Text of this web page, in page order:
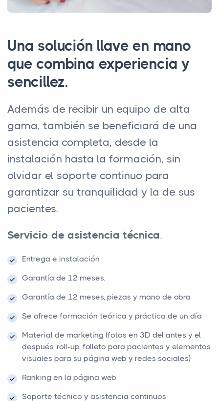
Una solución llave en mano
que combina experiencia y
sencillez.
Además de recibir un equipo de alta
gama, también se beneficiará de una
asistencia completa, desde la
instalación hasta la formación, sin
olvidar el soporte continuo para
garantizar su tranquilidad y la de sus
pacientes.
Servicio de asistencia técnica.
Entrega e instalación
Garantía de 12 meses.
Garantía de 12 meses, piezas y mano de obra
Se ofrece formación teórica y práctica de un día
Material de marketing (fotos en 3D del antes y el
después, roll-up, folleto para pacientes y elementos
visuales para su página web y redes sociales)
Ranking en la página web
Soporte técnico y asistencia continuos